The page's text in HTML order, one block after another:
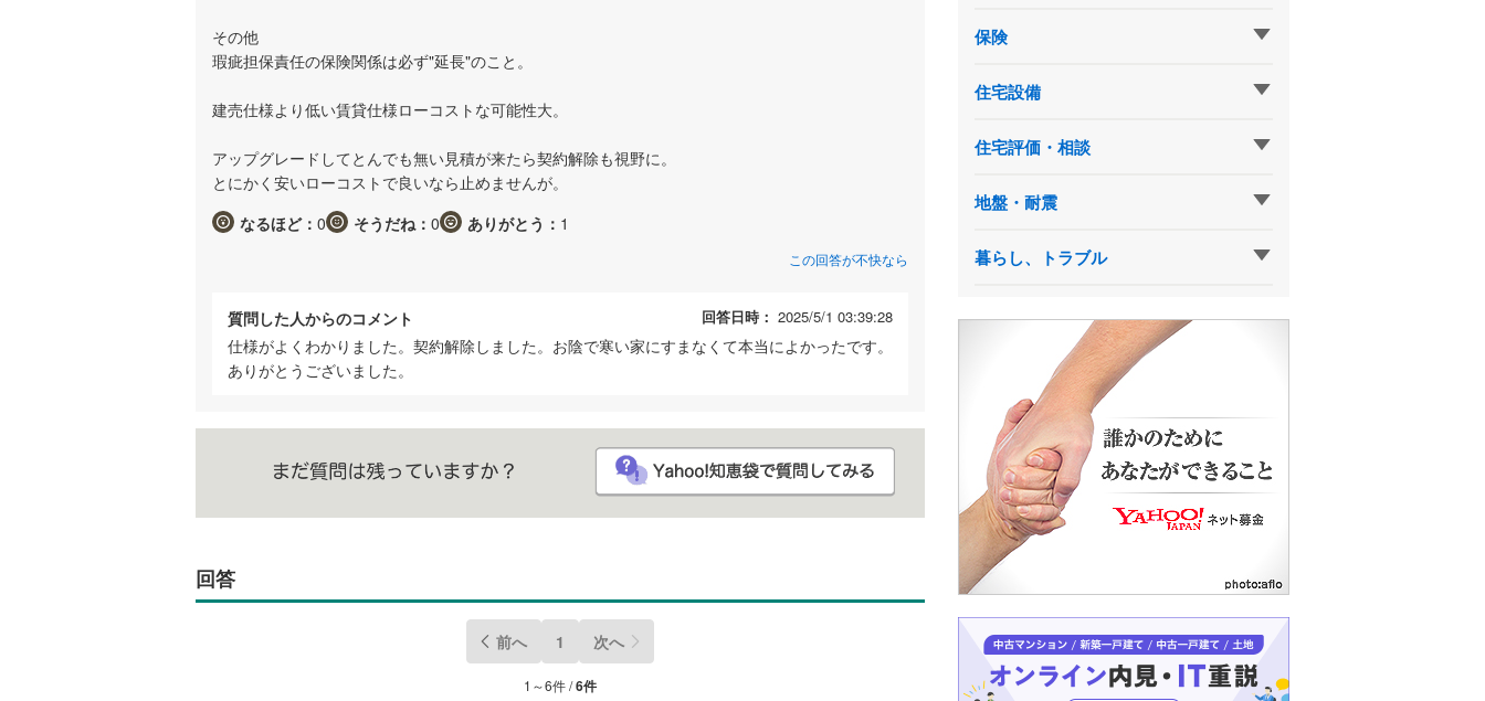
その他
瑕疵担保責任の保険関係は必ず"延長"のこと。
建売仕様より低い賃貸仕様ローコストな可能性大。
アップグレードしてとんでも無い見積が来たら契約解除も視野に。
とにかく安いローコストで良いなら止めませんが。
なるほど： 0 そうだね： 0 ありがとう： 1
この回答が不快なら
質問した人からのコメント 回答日時： 2025/5/1 03:39:28
仕様がよくわかりました。契約解除しました。お陰で寒い家にすまなくて本当によかったです。
ありがとうございました。
回答
前へ 1 次へ
1～6件 /6件
保険
住宅設備
住宅評価・相談
地盤・耐震
暮らし、トラブル